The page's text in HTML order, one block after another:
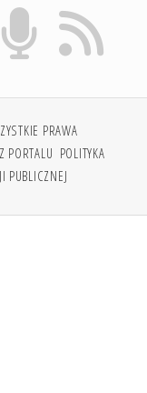
PRAWA
PORTALU POLITYKA
PUBLICZNEJ